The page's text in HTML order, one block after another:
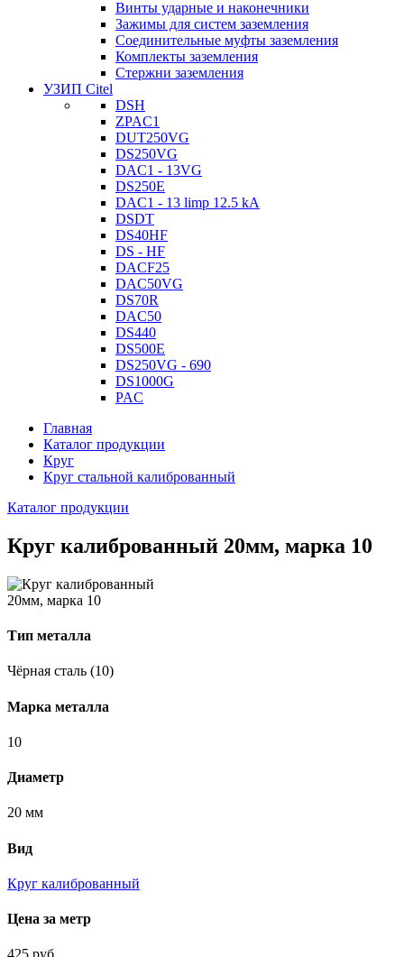
Винты ударные и наконечники
Зажимы для систем заземления
Соединительные муфты заземления
Комплекты заземления
Стержни заземления
УЗИП Citel
DSH
ZPAC1
DUT250VG
DS250VG
DAC1 - 13VG
DS250E
DAC1 - 13 limp 12.5 kA
DSDT
DS40HF
DS - HF
DACF25
DAC50VG
DS70R
DAC50
DS440
DS500E
DS250VG - 690
DS1000G
PAC
Главная
Каталог продукции
Круг
Круг стальной калиброванный
Каталог продукции
Круг калиброванный 20мм, марка 10
Тип металла
Чёрная сталь (10)
Марка металла
10
Диаметр
20 мм
Вид
Круг калиброванный
Цена за метр